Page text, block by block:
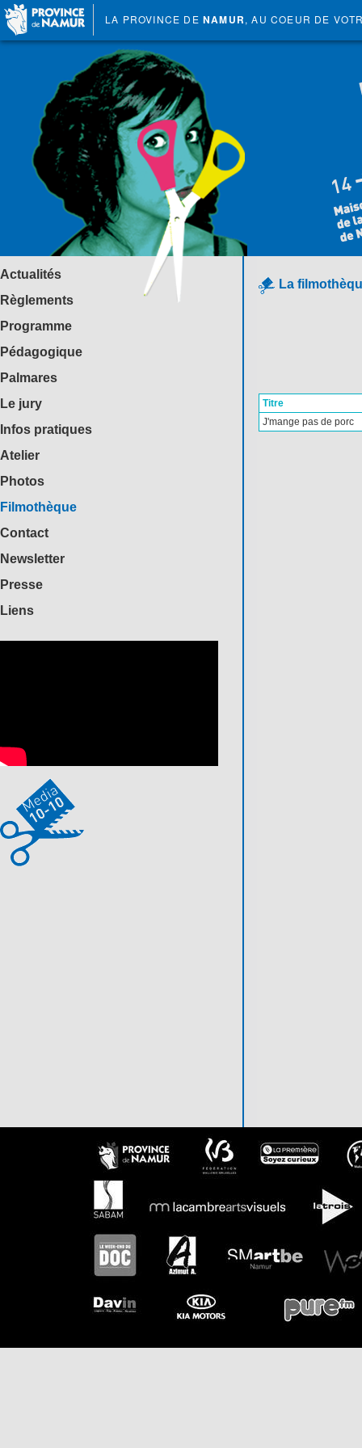
LA PROVINCE DE NAMUR, AU COEUR DE
Actualités
Règlements
Programme
Pédagogique
Palmares
Le jury
Infos pratiques
Atelier
Photos
Filmothèque
Contact
Newsletter
Presse
Liens
La
Titre
J'mange pas de porc